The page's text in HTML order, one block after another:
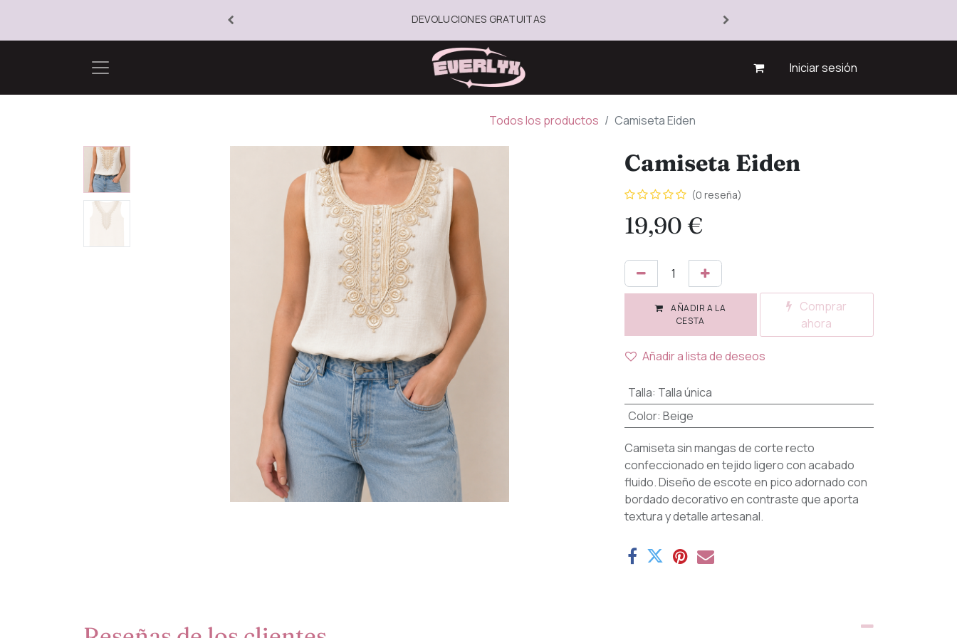
DEVOLUCIONES GRATUITAS
Iniciar sesión
Todos los productos Camiseta Eiden
Camiseta Eiden
(0 reseña)
19,90 €
AÑADIR A LA
CESTA
Comprar
ahora
Añadir a lista de deseos
Talla: Talla única
Color: Beige
Camiseta sin mangas de corte recto
confeccionado en tejido ligero con acabado
fluido. Diseño de escote en pico adornado con
bordado decorativo en contraste que aporta
textura y detalle artesanal.